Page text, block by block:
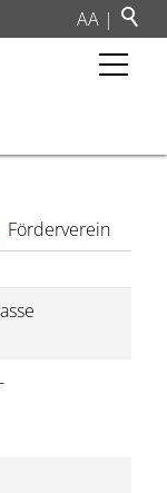
AA |
Förderverein